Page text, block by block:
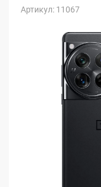
Артикул: 11067